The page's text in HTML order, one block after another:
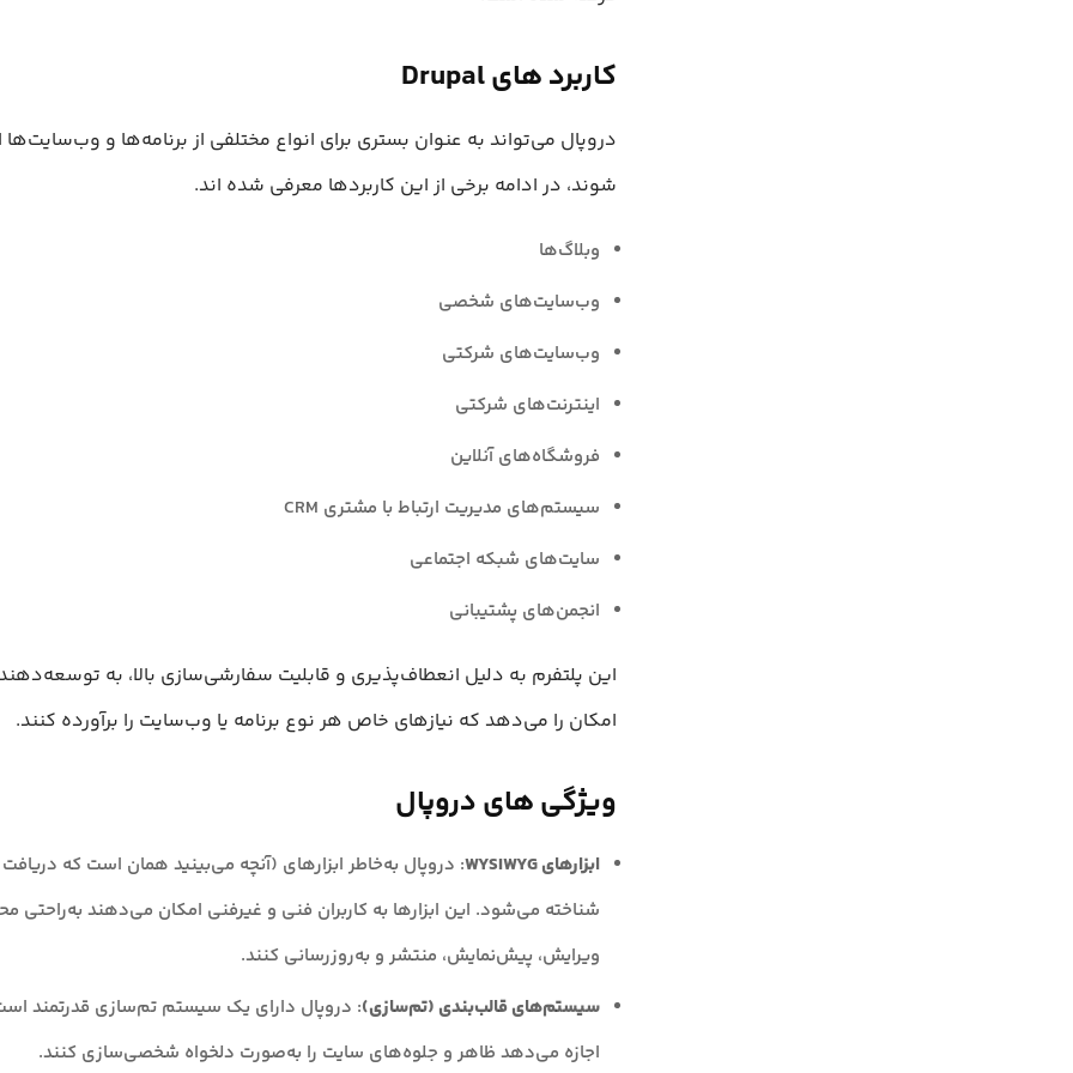
کاربرد های Drupal
دروپال می‌تواند به عنوان بستری برای انواع مختلفی از برنامه‌ها و وب‌سایت‌ها
شوند، در ادامه برخی از این کاربردها معرفی شده اند.
وبلاگ‌ها
وب‌سایت‌های شخصی
وب‌سایت‌های شرکتی
اینترنت‌های شرکتی
فروشگاه‌های آنلاین
سیستم‌های مدیریت ارتباط با مشتری CRM
سایت‌های شبکه اجتماعی
انجمن‌های پشتیبانی
این پلتفرم به دلیل انعطاف‌پذیری و قابلیت سفارشی‌سازی بالا، به
امکان را می‌دهد که نیازهای خاص هر نوع برنامه یا وب‌سایت را برآورده کنند.
ویژگی های دروپال
ابزارهای WYSIWYG
: دروپال به‌خاطر ابزارهای (آنچه می‌بینید همان است که
شناخته می‌شود. این ابزارها به کاربران فنی و غیرفنی امکان می‌دهند به‌راحتی
ویرایش، پیش‌نمایش، منتشر و به‌روزرسانی کنند.
سیستم‌های قالب‌بندی (تم‌سازی): دروپال دارای یک سیستم تم‌سازی قدرتمند است
اجازه می‌دهد ظاهر و جلوه‌های سایت را به‌صورت دلخواه شخصی‌سازی کنند.